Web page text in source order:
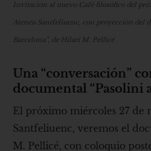
Invitación al nuevo Café filosófico del
Ateneu Santfeliuenc, con proyección del
Barcelona”, de Hilari M. Pellicé
Una “conversación”
documental “Pasolini
El próximo miércoles 27 de
Santfeliuenc, veremos el
M. Pellicé, con coloquio